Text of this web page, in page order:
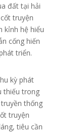
đất tại hải
truyện
kỉnh hệ hiểu
cống hiến
triển.
kỳ phát
thiếu trong
thống
truyện
tiêu cần